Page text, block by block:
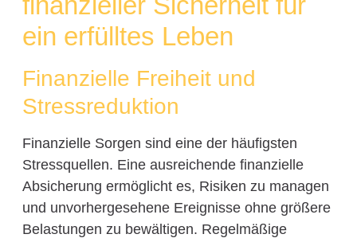
ein erfülltes Leben
Finanzielle Freiheit und
Stressreduktion
Finanzielle Sorgen sind eine der häufigsten
Stressquellen. Eine ausreichende finanzielle
Absicherung ermöglicht es, Risiken zu managen
und unvorhergesehene Ereignisse ohne größere
Belastungen zu bewältigen. Regelmäßige